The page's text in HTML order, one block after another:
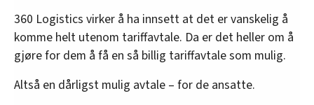
360 Logistics virker å ha innsett at det er vanskelig å
komme helt utenom tariffavtale. Da er det heller om å
gjøre for dem å få en så billig tariffavtale som mulig.
Altså en dårligst mulig avtale – for de ansatte.